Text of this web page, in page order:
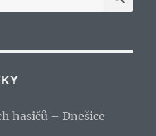
hasičů – Dnešice